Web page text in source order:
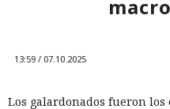
13:59 / 07.10.2025
Los galardonados fueron